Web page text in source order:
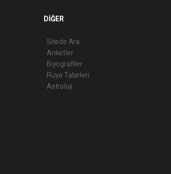
DİĞER
Sitede Ara
Anketler
Biyografiler
Rüya Tabirleri
Astroloji